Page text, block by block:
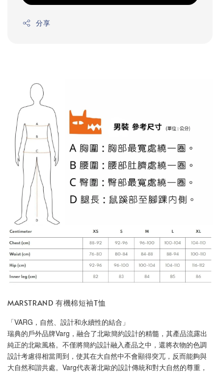
分享
MARSTRAND 有機棉短袖T恤
「VARG，自然、設計和永續性的結合」
瑞典的戶外品牌Varg，融合了北歐簡約設計的精髓，其產品流露出
純正的北歐風格。不僅將簡約設計融入產品之中，還將衣物的色調
設計考慮得相當周到，使其在大自然中不會顯得突兀，反而能夠與
大自然和諧共處。Varg代表著北歐的設計傳統和對大自然的尊重，